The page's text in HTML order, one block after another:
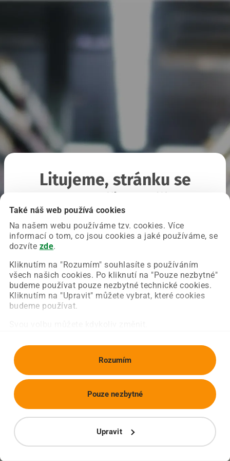
Také náš web používá cookies
Na našem webu používáme tzv. cookies. Více
informací o tom, co jsou cookies a jaké používáme, se
dozvíte zde.
Kliknutím na "Rozumím" souhlasíte s používáním
všech našich cookies. Po kliknutí na "Pouze nezbytné"
budeme používat pouze nezbytné technické cookies.
Kliknutím na "Upravit" můžete vybrat, které cookies
budeme používat.
Rozumím
Upravit
Pouze nezbytné
Litujeme, stránku se
Chyba nastala na naší straně a už ji opravujeme.
Zkuste prosím znovu načíst požadovanou stránku.
Obnovit stránku Úvodní strana